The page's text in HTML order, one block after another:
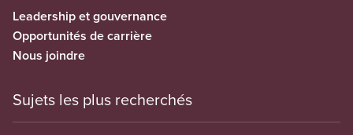
Leadership et gouvernance
Opportunités de carrière
Nous joindre
Sujets les plus recherchés